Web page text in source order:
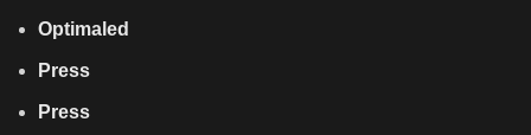
Optimaled
Press
Press